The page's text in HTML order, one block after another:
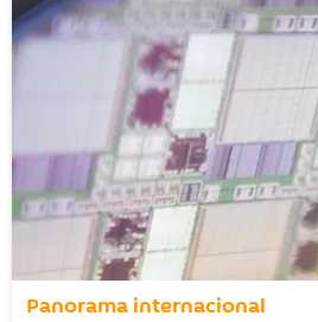
Panorama internacional